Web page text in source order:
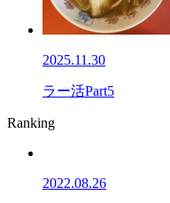
2025.11.30
ラー活Part5
Ranking
2022.08.26